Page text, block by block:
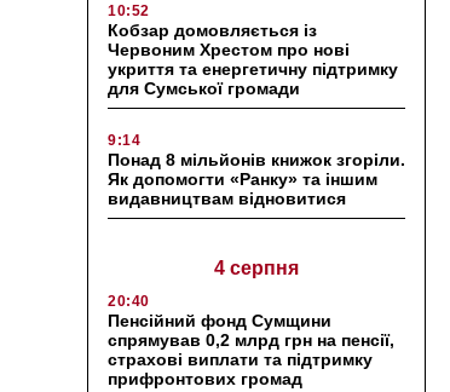
10:52
Кобзар домовляється із
Червоним Хрестом про нові
укриття та енергетичну підтримку
для Сумської громади
9:14
Понад 8 мільйонів книжок згоріли.
Як допомогти «Ранку» та іншим
видавництвам відновитися
4 серпня
20:40
Пенсійний фонд Сумщини
спрямував 0,2 млрд грн на пенсії,
страхові виплати та підтримку
прифронтових громад